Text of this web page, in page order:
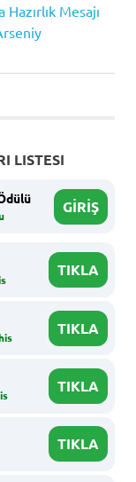
Mesajı
LISTESI
GİRİŞ
TIKLA
TIKLA
TIKLA
TIKLA